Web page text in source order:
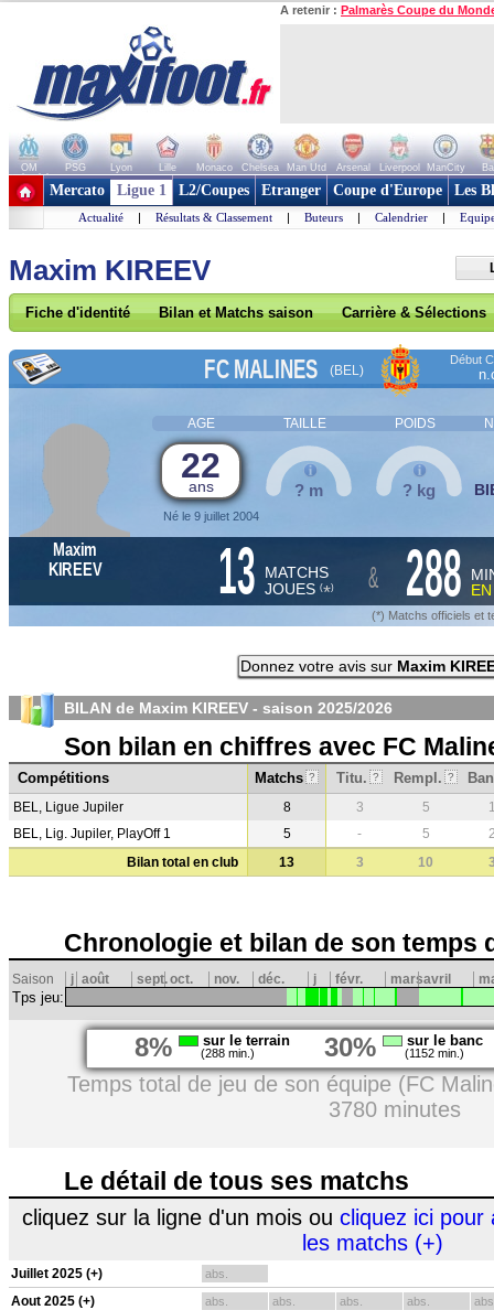
A retenir : Palmarès Coupe du
OM PSG Lyon Lille Monaco Chelsea Man Utd Arsenal Liverpool ManCity
+ de clubs
Mercato Ligue 1 L2/Coupes Etranger Coupe d'Europe Les
Actualité | Résultats & Classement | Buteurs | Calendrier |
Maxim KIREEV
Fiche d'identité Bilan et Matchs saison Carrière & Sélections
FC MALINES (BEL)
Début
AGE TAILLE POIDS
22
ans
Né le 9 juillet 2004
? m ? kg
Maxim
KIREEV
13 MATCHS
JOUES (*) & 288
(*) Matchs officiels et
Donnez votre avis sur Maxim
BILAN de Maxim KIREEV - saison 2025/2026
Son bilan en chiffres avec FC
Compétitions Matchs ? Titu. ? Rempl. ?
BEL, Ligue Jupiler 8 3 5
BEL, Lig. Jupiler, PlayOff 1
5 - 5
Bilan total en club
13 3 10
Chronologie et bilan de son temps
Saison j août sept.oct. nov. déc. j févr. marsavril
Tps jeu:
8% sur le terrain
(288 min.) 30% sur le banc
(1152 min.)
Temps total de jeu de son équipe (FC
3780 minutes
Le détail de tous ses matchs
cliquez sur la ligne d'un mois ou cliquez ici pour
les matchs (+)
Juillet 2025 (+) abs.
Aout 2025 (+) abs. abs. abs. abs.